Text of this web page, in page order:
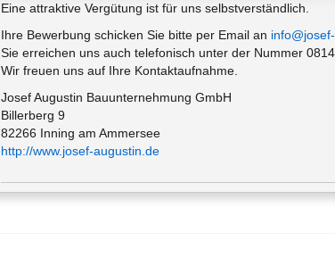
Eine attraktive Vergütung ist für uns selbstverständlich.
Ihre Bewerbung schicken Sie bitte per Email an
Sie erreichen uns auch telefonisch unter der Nummer
Wir freuen uns auf Ihre Kontaktaufnahme.
Josef Augustin Bauunternehmung GmbH
Billerberg 9
82266 Inning am Ammersee
http://www.josef-augustin.de